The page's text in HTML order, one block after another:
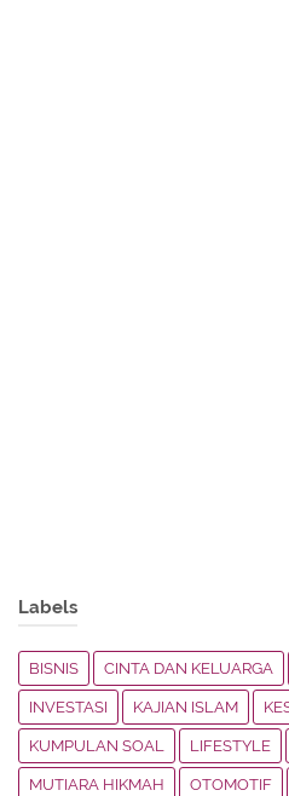
Labels
BISNIS CINTA DAN KELUARGA
INVESTASI KAJIAN ISLAM
KUMPULAN SOAL LIFESTYLE
MUTIARA HIKMAH OTOMOTIF